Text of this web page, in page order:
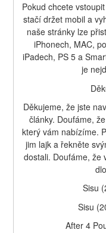
Pokud chcete
stačí držet mobil a
naše stránky lze
iPhonech, MAC,
iPadech, PS 5 a
je
Děkujeme, že jste
články. Doufáme,
který vám nabízíme.
jim lajk a řekněte
dostali. Doufáme, že
Sisu
Sisu
After 4